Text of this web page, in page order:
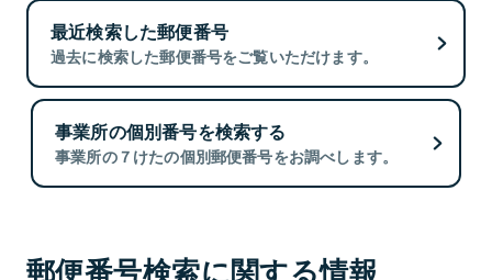
最近検索した郵便番号
過去に検索した郵便番号をご覧いただけます。
事業所の個別番号を検索する
事業所の７けたの個別郵便番号をお調べします。
郵便番号検索に関する情報